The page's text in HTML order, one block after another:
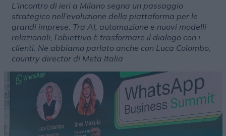
L’incontro di ieri a Milano segna un passaggio
strategico nell’evoluzione della piattaforma per le
grandi imprese. Tra AI, automazione e nuovi modelli
relazionali, l’obiettivo è trasformare il dialogo con i
clienti. Ne abbiamo parlato anche con Luca Colombo,
country director di Meta Italia